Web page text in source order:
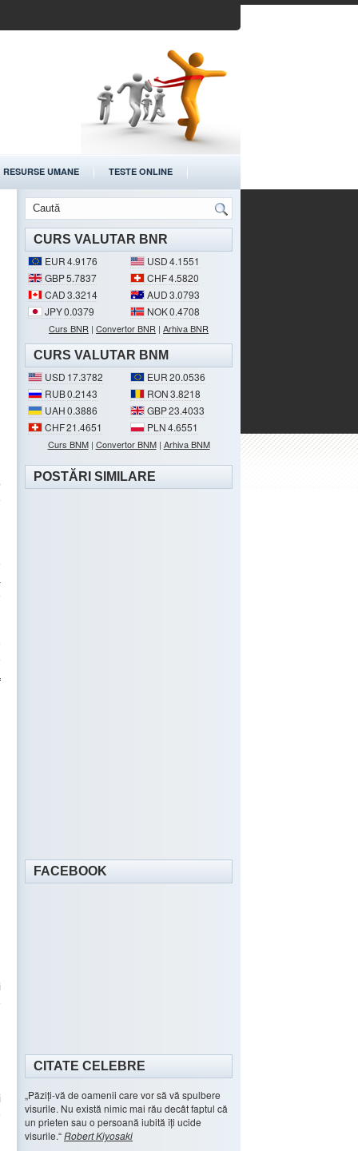
RESURSE UMANE TESTE ONLINE
CURS VALUTAR BNR
EUR4.9176 USD4.1551
GBP5.7837 CHF4.5820
CAD3.3214 AUD3.0793
JPY0.0379 NOK0.4708
Curs BNR | Convertor BNR | Arhiva BNR
CURS VALUTAR BNM
USD 17.3782 EUR20.0536
RUB0.2143 RON3.8218
UAH0.3886 GBP23.4033
CHF21.4651 PLN4.6551
Curs BNM| Convertor BNM| Arhiva BNM
POSTĂRI SIMILARE
FACEBOOK
CITATE CELEBRE
Păziți-vă de oamenii care vor să vă spulbere
visurile. Nu există nimic mai rău decât faptul că
un prieten sau o persoană iubită îți ucide
visurile. Robert Kiyosaki